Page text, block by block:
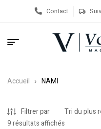
Contact
Accueil NAMI
Filtrer par
9 résultats affichés